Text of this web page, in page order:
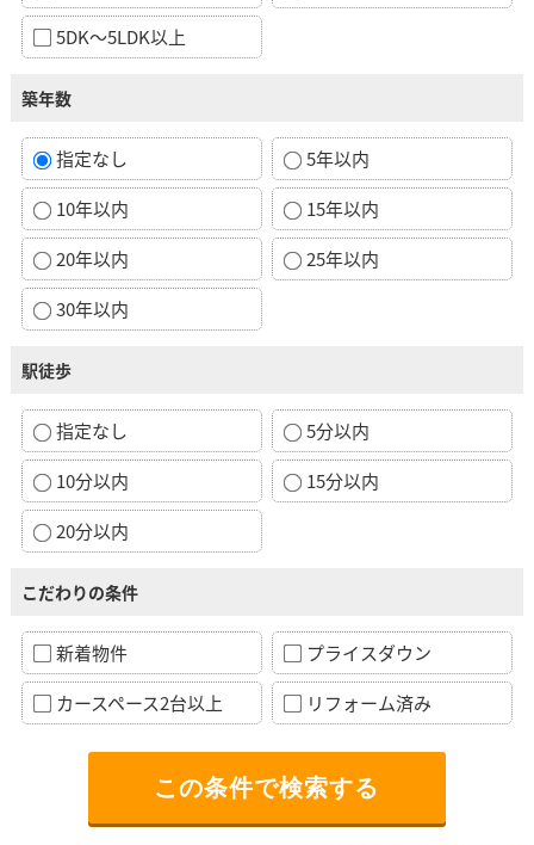
5DK～5LDK以上
築年数
指定なし
5年以内
10年以内
15年以内
20年以内
25年以内
30年以内
駅徒歩
指定なし
5分以内
10分以内
15分以内
20分以内
こだわりの条件
新着物件
プライスダウン
カースペース2台以上
リフォーム済み